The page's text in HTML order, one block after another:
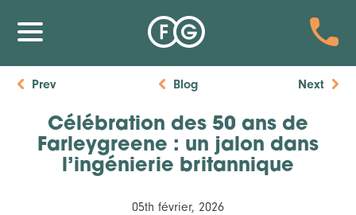
Prev Blog Next
Célébration des 50 ans de
Farleygreene : un jalon dans
l’ingénierie britannique
05th février, 2026